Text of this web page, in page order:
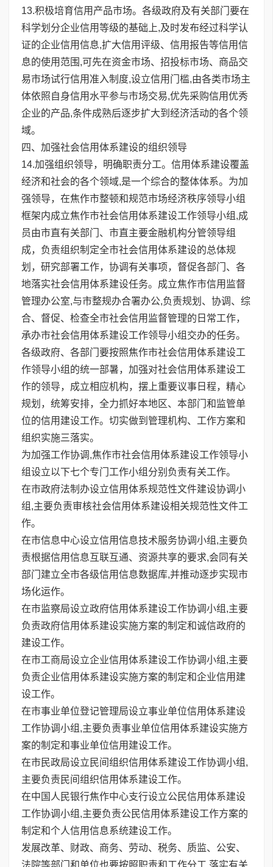
13.积极培育信用产品市场。各级政府及有关部门要在
科学划分企业信用等级的基础上,及时发布经过科学认
证的企业信用信息,扩大信用评级、信用报告等信用信
息的使用范围,可先在资金市场、招投标市场、商品交
易市场试行信用准入制度,设立信用门槛,由各类市场主
体依照自身信用水平参与市场交易,优先采购信用优秀
企业的产品,条件成熟后逐步扩大到经济活动的各个领
域。
四、加强社会信用体系建设的组织领导
14.加强组织领导，明确职责分工。信用体系建设覆盖
经济和社会的各个领域,是一个综合的整体体系。为加
强领导，在焦作市整顿和规范市场经济秩序领导小组
框架内成立焦作市社会信用体系建设工作领导小组,成
员由市直有关部门、市直主要金融机构分管领导组
成，负责组织制定全市社会信用体系建设的总体规
划，研究部署工作，协调有关事项，督促各部门、各
地落实社会信用体系建设任务。成立焦作市信用监督
管理办公室,与市整规办合署办公,负责规划、协调、综
合、督促、检查全市社会信用监督管理的日常工作，
承办市社会信用体系建设工作领导小组交办的任务。
各级政府、各部门要按照焦作市社会信用体系建设工
作领导小组的统一部暑，加强对社会信用体系建设工
作的领导，成立相应机构，摆上重要议事日程，精心
规划，统筹安排，全力抓好本地区、本部门和监管单
位的信用建设工作。切实做到管理机构、工作方案和
组织实施三落实。
为加强工作协调,焦作市社会信用体系建设工作领导小
组设立以下七个专门工作小组分别负责有关工作。
在市政府法制办设立信用体系规范性文件建设协调小
组,主要负责审核社会信用体系建设相关规范性文件工
作。
在市信息中心设立信用信息技术服务协调小组,主要负
责根据信用信息互联互通、资源共享的要求,会同有关
部门建立全市各级信用信息数据库,并推动逐步实现市
场化运作。
在市监察局设立政府信用体系建设工作协调小组,主要
负责政府信用体系建设实施方案的制定和诚信政府的
建设工作。
在市工商局设立企业信用体系建设工作协调小组,主要
负责企业信用体系建设实施方案的制定和企业信用建
设工作。
在市事业单位登记管理局设立事业单位信用体系建设
工作协调小组,主要负责事业单位信用体系建设实施方
案的制定和事业单位信用建设工作。
在市民政局设立民间组织信用体系建设工作协调小组,
主要负责民间组织信用体系建设工作。
在中国人民银行焦作中心支行设立公民信用体系建设
工作协调小组,主要负责公民信用体系建设工作方案的
制定和个人信用信息系统建设工作。
发展改革、财政、商务、劳动、税务、质监、公安、